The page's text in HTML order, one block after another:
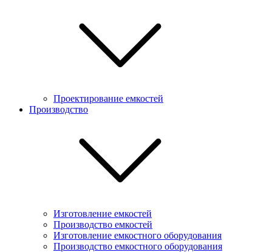
Проектирование емкостей
Производство
Изготовление емкостей
Производство емкостей
Изготовление емкостного оборудования
Производство емкостного оборудования